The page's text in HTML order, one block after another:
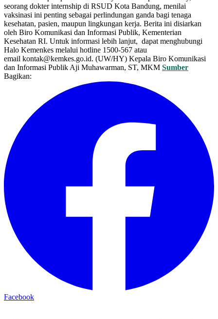
seorang dokter internship di RSUD Kota Bandung, menilai
vaksinasi ini penting sebagai perlindungan ganda bagi tenaga
kesehatan, pasien, maupun lingkungan kerja. Berita ini disiarkan
oleh Biro Komunikasi dan Informasi Publik, Kementerian
Kesehatan RI. Untuk informasi lebih lanjut, dapat menghubungi
Halo Kemenkes melalui hotline 1500-567 atau
email kontak@kemkes.go.id. (UW/HY) Kepala Biro Komunikasi
dan Informasi Publik Aji Muhawarman, ST, MKM Sumber
Bagikan:
Facebook